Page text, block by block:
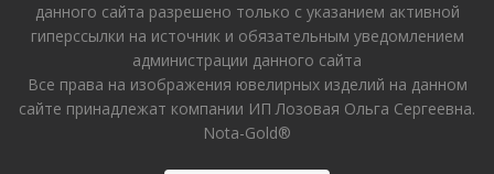
данного сайта разрешено только с указанием активной
гиперссылки на источник и обязательным уведомлением
администрации данного сайта
Все права на изображения ювелирных изделий на данном
сайте принадлежат компании ИП Лозовая Ольга Сергеевна.
Nota-Gold®